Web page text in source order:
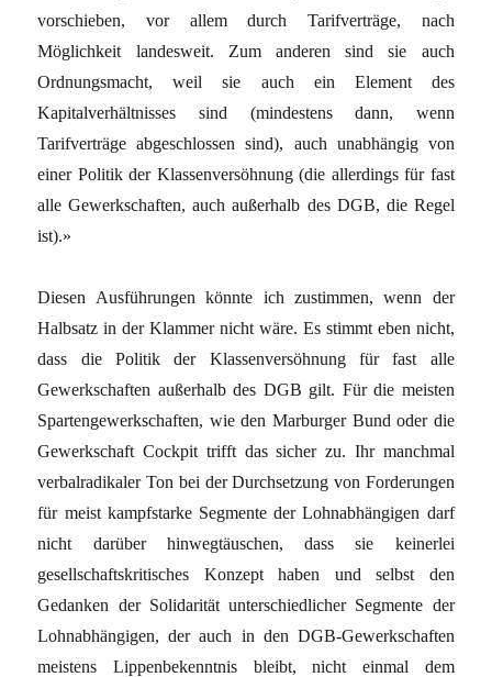
vorschieben, vor allem durch Tarifverträge, nach
Möglichkeit landesweit. Zum anderen sind sie auch
Ordnungsmacht, weil sie auch ein Element des
Kapitalverhältnisses sind (mindestens dann, wenn
Tarifverträge abgeschlossen sind), auch unabhängig von
einer Politik der Klassenversöhnung (die allerdings für fast
alle Gewerkschaften, auch außerhalb des DGB, die Regel
ist).»
Diesen Ausführungen könnte ich zustimmen, wenn der
Halbsatz in der Klammer nicht wäre. Es stimmt eben nicht,
dass die Politik der Klassenversöhnung für fast alle
Gewerkschaften außerhalb des DGB gilt. Für die meisten
Spartengewerkschaften, wie den Marburger Bund oder die
Gewerkschaft Cockpit trifft das sicher zu. Ihr manchmal
verbalradikaler Ton bei der Durchsetzung von Forderungen
für meist kampfstarke Segmente der Lohnabhängigen darf
nicht darüber hinwegtäuschen, dass sie keinerlei
gesellschaftskritisches Konzept haben und selbst den
Gedanken der Solidarität unterschiedlicher Segmente der
Lohnabhängigen, der auch in den DGB-Gewerkschaften
meistens Lippenbekenntnis bleibt, nicht einmal dem